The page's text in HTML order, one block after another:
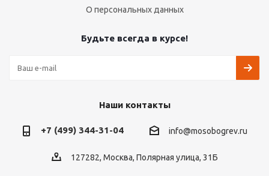
О персональных данных
Будьте всегда в курсе!
Наши контакты
+7 (499) 344-31-04 info@mosobogrev.ru
127282, Москва, Полярная улица, 31Б